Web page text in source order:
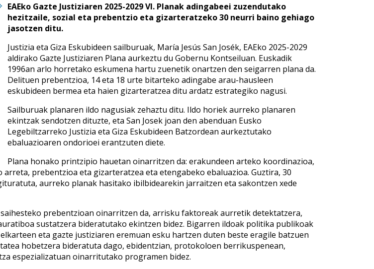
EAEko Gazte Justiziaren 2025-2029 VI. Planak adingabeei zuzendutako
hezitzaile, sozial eta prebentzio eta gizarteratzeko 30 neurri baino gehiago
jasotzen ditu.
Justizia eta Giza Eskubideen sailburuak, María Jesús San Josék, EAEko 2025-2029
aldirako Gazte Justiziaren Plana aurkeztu du Gobernu Kontseiluan. Euskadik
1996an arlo horretako eskumena hartu zuenetik onartzen den seigarren plana da.
Delituen prebentzioa, 14 eta 18 urte bitarteko adingabe arau-hausleen
eskubideen bermea eta haien gizarteratzea ditu ardatz estrategiko nagusi.
Sailburuak planaren ildo nagusiak zehaztu ditu. Ildo horiek aurreko planaren
ekintzak sendotzen dituzte, eta San Josek joan den abenduan Eusko
Legebiltzarreko Justizia eta Giza Eskubideen Batzordean aurkeztutako
ebaluazioaren ondorioei erantzuten diete.
Plana honako printzipio hauetan oinarritzen da: erakundeen arteko koordinazioa,
prebentzioa eta gizarteratzea eta etengabeko ebaluazioa. Guztira, 30
aurreko planak hasitako ibilbidearekin jarraitzen eta sakontzen xede
prebentzioan oinarritzen da, arrisku faktoreak aurretik detektatzera,
sustatzera bideratutako ekintzen bidez. Bigarren ildoak politika publikoak
eta gazte justiziaren eremuan esku hartzen duten beste eragile batzuen
hobetzera bideratuta dago, ebidentzian, protokoloen berrikuspenean,
espezializatuan oinarritutako programen bidez.